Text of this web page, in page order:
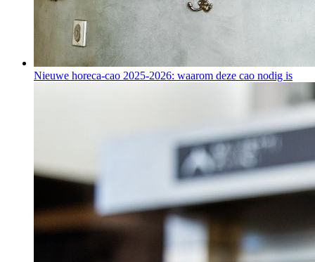
Nieuwe horeca-cao 2025-2026: waarom deze cao nodig is